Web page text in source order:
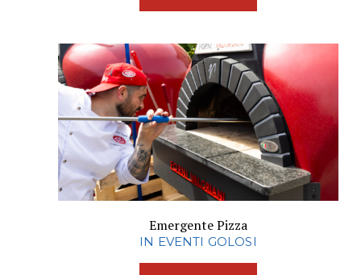
Emergente Pizza
IN EVENTI GOLOSI